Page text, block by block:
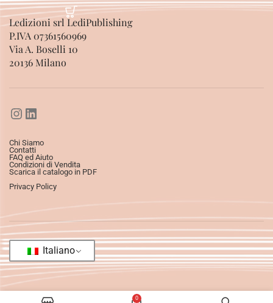
Ledizioni srl LediPublishing
P.IVA 07361560969
Via A. Boselli 10
20136 Milano
Chi Siamo
Contatti
FAQ ed Aiuto
Condizioni di Vendita
Scarica il catalogo in PDF
Privacy Policy
Italiano
0